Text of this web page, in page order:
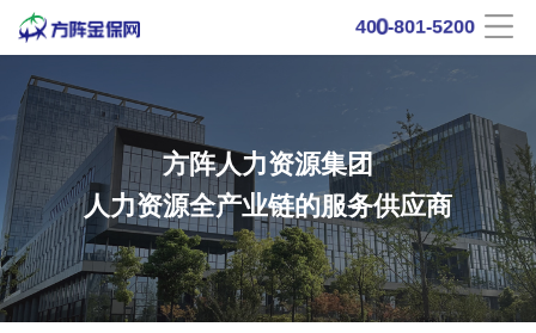
400-801-5200
方阵人力资源集团
人力资源全产业链的服务供应商